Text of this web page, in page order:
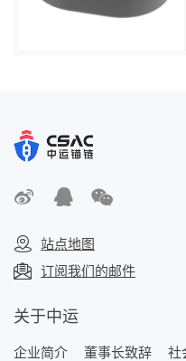
站点地图
订阅我们的邮件
关于中运
企业简介 董事长致辞 社